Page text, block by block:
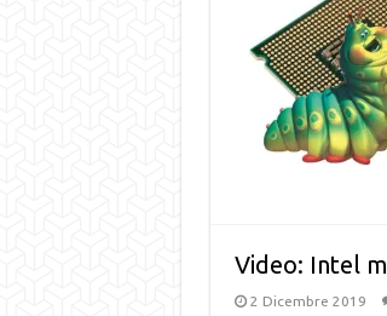
Video: Intel
2 Dicembre 2019